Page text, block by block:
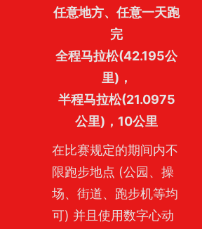
任意地方、任意一天跑
完
全程马拉松(42.195公
里)，
半程马拉松(21.0975
公里)，10公里
在比赛规定的期间内不
限跑步地点 (公园、操
场、街道、跑步机等均
可) 并且使用数字心动